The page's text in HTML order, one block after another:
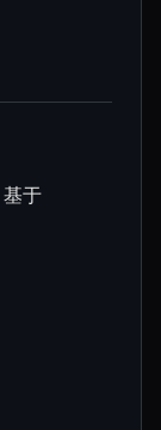
于